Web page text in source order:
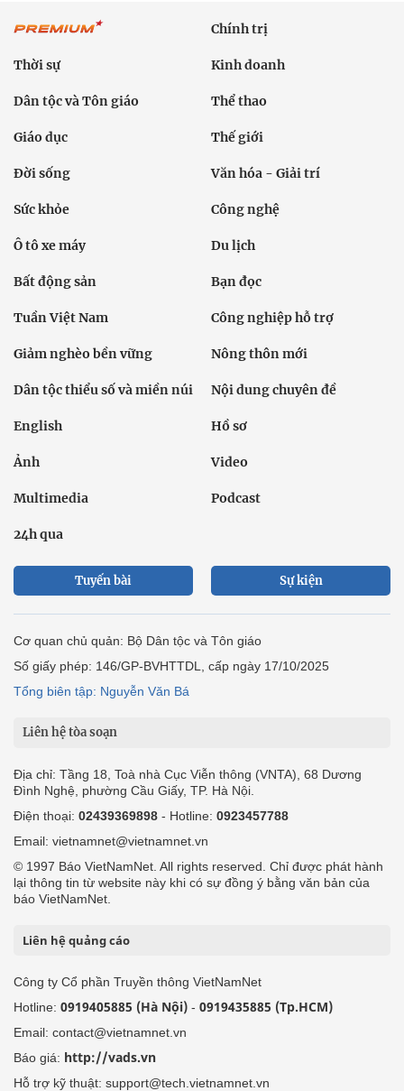
Chính trị
Thời sự Kinh doanh
Dân tộc và Tôn giáo Thể thao
Giáo dục Thế giới
Đời sống Văn hóa - Giải trí
Sức khỏe Công nghệ
Ô tô xe máy Du lịch
Bất động sản Bạn đọc
Tuần Việt Nam Công nghiệp hỗ trợ
Giảm nghèo bền vững Nông thôn mới
Dân tộc thiểu số và miền núi Nội dung chuyên đề
English Hồ sơ
Ảnh Video
Multimedia Podcast
24h qua
Tuyến bài Sự kiện
Cơ quan chủ quản: Bộ Dân tộc và Tôn giáo
Số giấy phép: 146/GP-BVHTTDL, cấp ngày 17/10/2025
Tổng biên tập: Nguyễn Văn Bá
Liên hệ tòa soạn
Địa chỉ: Tầng 18, Toà nhà Cục Viễn thông (VNTA), 68 Dương
Đình Nghệ, phường Cầu Giấy, TP. Hà Nội.
Điện thoại: 02439369898 - Hotline: 0923457788
Email: vietnamnet@vietnamnet.vn
© 1997 Báo VietNamNet. All rights reserved. Chỉ được phát hành
lại thông tin từ website này khi có sự đồng ý bằng văn bản của
báo VietNamNet.
Liên hệ quảng cáo
Công ty Cổ phần Truyền thông VietNamNet
Hotline: 0919405885 (Hà Nội) - 0919435885 (Tp.HCM)
Email: contact@vietnamnet.vn
Báo giá: http://vads.vn
Hỗ trợ kỹ thuật: support@tech.vietnamnet.vn